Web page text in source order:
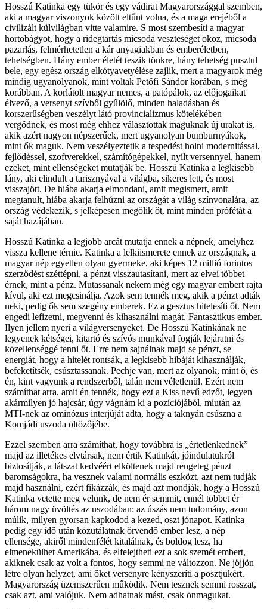
Hosszú Katinka egy tükör és egy vádirat Magyarországgal szemben,
aki a magyar viszonyok között eltűnt volna, és a maga erejéből a
civilizált külvilágban vitte valamire. S most szembesíti a magyar
hortobágyot, hogy a ridegtartás micsoda veszteséget okoz, micsoda
pazarlás, felmérhetetlen a kár anyagiakban és emberéletben,
tehetségben. Hány ember életét teszik tönkre, hány tehetség pusztul
bele, egy egész ország elkótyavetyélése zajlik, mert a magyarok még
mindig ugyanolyanok, mint voltak Petőfi Sándor korában, s még
korábban. A korlátolt magyar nemes, a patópálok, az előjogaikat
élvező, a versenyt szívből gyűlölő, minden haladásban és
korszerűségben veszélyt látó provincializmus kötelékében
vergődnek, és most még ehhez választottak maguknak új urakat is,
akik azért nagyon népszerűek, mert ugyanolyan bumburnyákok,
mint ők maguk. Nem veszélyeztetik a tespedést holni modernitással,
fejlődéssel, szoftverekkel, számítógépekkel, nyílt versennyel, hanem
ezeket, mint ellenségeket mutatják be. Hosszú Katinka a legkisebb
lány, aki elindult a tarisznyával a világba, sikeres lett, és most
visszajött. De hiába akarja elmondani, amit megismert, amit
megtanult, hiába akarja felhúzni az országát a világ színvonalára, az
ország védekezik, s jelképesen megölik őt, mint minden prófétát a
saját hazájában.
Hosszú Katinka a legjobb arcát mutatja ennek a népnek, amelyhez
vissza kellene térnie. Katinka a lelkiismerete ennek az országnak, a
magyar nép egyetlen olyan gyermeke, aki képes 12 millió forintos
szerződést széttépni, a pénzt visszautasítani, mert az elvei többet
érnek, mint a pénz. Mutassanak nekem még egy magyar embert rajta
kívül, aki ezt megcsinálja. Azok sem tennék meg, akik a pénzt adták
neki, pedig ők sem szegény emberek. Ez a gesztus hitelesíti őt. Nem
engedi lefizetni, megvenni és kihasználni magát. Fantasztikus ember.
Ilyen jellem nyeri a világversenyeket. De Hosszú Katinkának ne
legyenek kétségei, kitartó és szívós munkával fogják lejáratni és
közellenséggé tenni őt. Erre nem sajnálnak majd se pénzt, se
energiát, hogy a hitelét rontsák, a legkisebb hibáját kihasználják,
befeketítsék, csúsztassanak. Pechje van, mert az olyanok, mint ő, és
én, kint vagyunk a rendszerből, talán nem véletlenül. Ezért nem
számíthat arra, amit én tennék, hogy ezt a Kiss nevű edzőt, legyen
akármilyen jó hajcsár, úgy vágnám ki a pozíciójából, miután az
MTI-nek az ominózus interjúját adta, hogy a taknyán csúszna a
Komjádi uszoda öltözőjébe.
Ezzel szemben arra számíthat, hogy továbbra is „értetlenkednek”
majd az illetékes elvtársak, nem értik Katinkát, jóindulatukról
biztosítják, a látszat kedvéért elköltenek majd rengeteg pénzt
baromságokra, ha vesznek valami normális eszközt, azt nem tudják
majd használni, ezért fikázzák, és majd azt mondják, hogy a Hosszú
Katinka vetette meg velünk, de nem ér semmit, ennél többet ér
három nagy üvöltés az uszodában: az úszás nem tudomány, azon
múlik, milyen gyorsan kapkodod a kezed, oszt jónapot. Katinka
pedig egy idő után közutálatnak örvendő ember lesz, a nép
ellensége, akiről mindenfélét kitalálnak, és boldog lesz, ha
elmenekülhet Amerikába, és elfelejtheti ezt a sok szemét embert,
akiknek csak az volt a fontos, hogy semmi ne változzon. Ne jöjjön
létre olyan helyzet, ami őket versenyre kényszeríti a posztjukért.
Magyarország üzemszerűen működik. Nem tesznek semmi rosszat,
csak azt, ami valójuk. Nem adhatnak mást, csak önmagukat.